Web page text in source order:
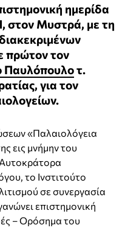
ημερίδα
στον Μυστρά, με τη
πρώτον τον
Παυλόπουλοτ.
για τον
«Παλαιολόγεια
εις μνήμην του
το Ινστιτούτο
σε συνεργασία
επιστημονική
– Ορόσημα του